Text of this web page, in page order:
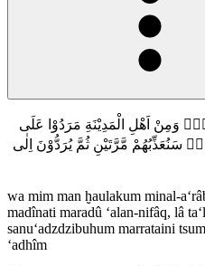
وَمِنْ اَهْلِ الْمَدِيْنَةِ مَرَدُوْا عَلَى
سَنُعَذِّبُهُمْ مَّرَّتَيْنِ ثُمَّ يُرَدُّوْنَ اِلٰى
wa mim man ḫaulakum minal-
madînati maradû ‘alan-nifâq, lâ
sanu‘adzdzibuhum marrataini
‘adhîm